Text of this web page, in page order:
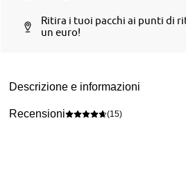
Ritira i tuoi pacchi ai punti di
un euro!
Descrizione e informazioni
Recensioni (15)